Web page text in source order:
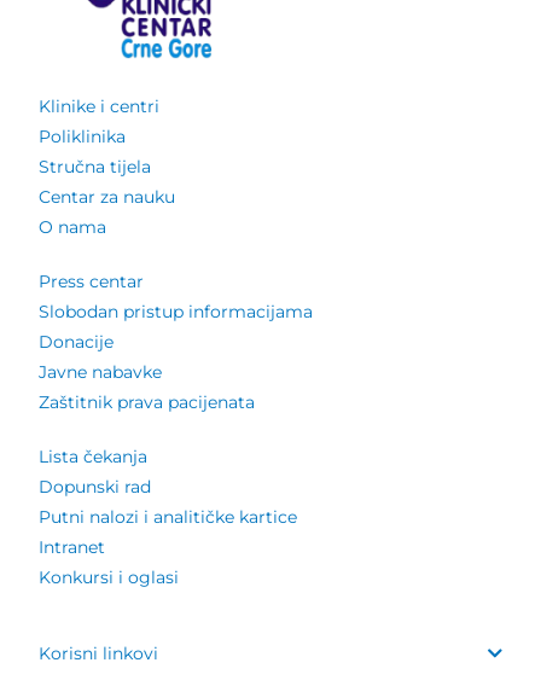
Klinike i centri
Poliklinika
Stručna tijela
Centar za nauku
O nama
Press centar
Slobodan pristup informacijama
Donacije
Javne nabavke
Zaštitnik prava pacijenata
Lista čekanja
Dopunski rad
Putni nalozi i analitičke kartice
Intranet
Konkursi i oglasi
Korisni linkovi